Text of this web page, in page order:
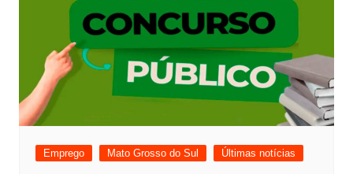
Emprego Mato Grosso do Sul Últimas notícias